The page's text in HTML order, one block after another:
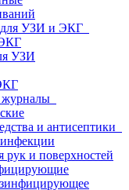
для УЗИ и ЭКГ
УЗИ
и антисептики
рук и поверхностей